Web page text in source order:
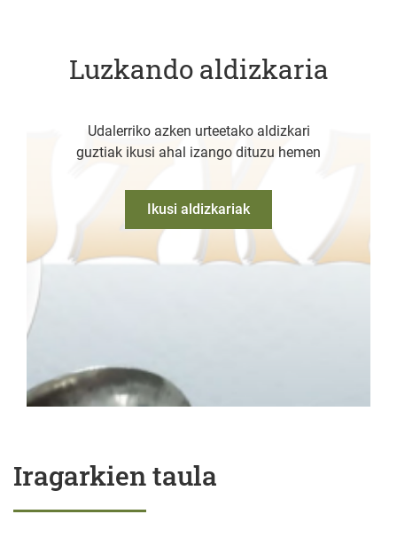
Luzkando aldizkaria
Udalerriko azken urteetako aldizkari
guztiak ikusi ahal izango dituzu hemen
Ikusi aldizkariak
Iragarkien taula